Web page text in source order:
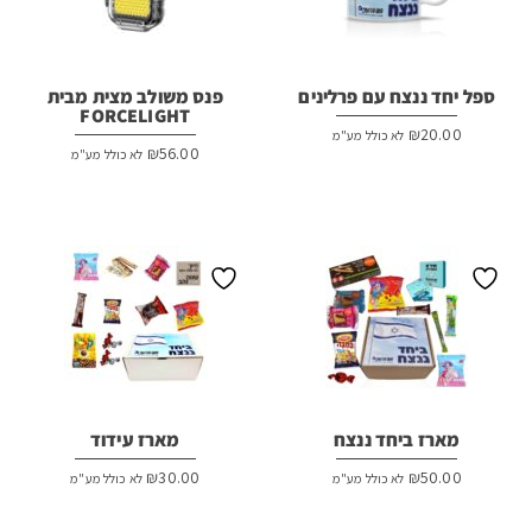
ספל יחד ננצח עם פרלינים
₪20.00 לא כולל מע"מ
פנס משולב מצית מבית
FORCELIGHT
₪56.00 לא כולל מע"מ
מארז ביחד ננצח
₪50.00 לא כולל מע"מ
מארז עידוד
₪30.00 לא כולל מע"מ